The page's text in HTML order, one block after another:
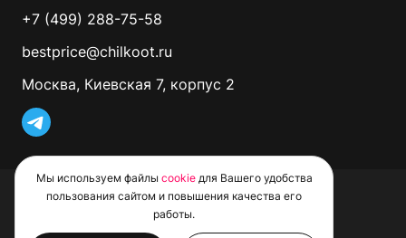
+7 (499) 288-75-58
bestprice@chilkoot.ru
Москва, Киевская 7, корпус 2
© 2026 CHILKOOT. Все права защищены
Политика обработки файлов Cookie
Пользовательское соглашение
Мы используем файлы cookieдля Вашего удобства
пользования сайтом и повышения качества его
работы.